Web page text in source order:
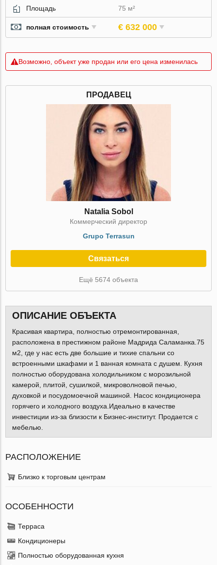
Площадь
75 м²
полная стоимость € 632 000
Возможно, объект уже продан или его цена изменилась
ПРОДАВЕЦ
Natalia Sobol
Коммерческий директор
Grupo Terrasun
Связаться
Ещё 5674 объекта
ОПИСАНИЕ ОБЪЕКТА
Красивая квартира, полностью отремонтированная,
расположена в престижном районе Мадрида Саламанка.75
м2, где у нас есть две большие и тихие спальни со
встроенными шкафами и 1 ванная комната с душем. Кухня
полностью оборудована холодильником с морозильной
камерой, плитой, сушилкой, микроволновой печью,
духовкой и посудомоечной машиной. Насос кондиционера
горячего и холодного воздуха.Идеально в качестве
инвестиции из-за близости к Бизнес-институт. Продается с
мебелью.
РАСПОЛОЖЕНИЕ
Близко к торговым центрам
ОСОБЕННОСТИ
Терраса
Кондиционеры
Полностью оборудованная кухня